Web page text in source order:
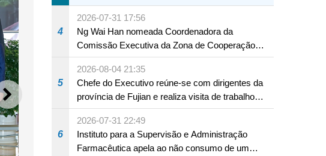
SEGUINTE
A12 da Zona A dos Novos Aterros
4
2026-07-31 17:56
Ng Wai Han nomeada Coordenadora da
Comissão Executiva da Zona de Cooperação
Aprofundada entre Guangdong e Macau em
Hengqin
5
2026-08-04 21:35
Chefe do Executivo reúne-se com dirigentes da
província de Fujian e realiza visita de trabalho
em Fuzhou
6
2026-07-31 22:49
Instituto para a Supervisão e Administração
Farmacêutica apela ao não consumo de um